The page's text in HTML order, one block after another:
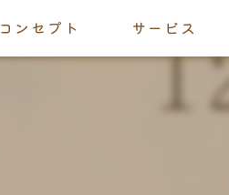
コンセプト サービス